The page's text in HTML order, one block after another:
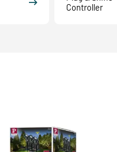
Controller